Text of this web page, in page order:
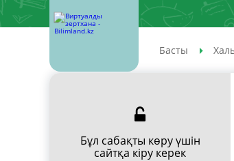
Басты
Бұл сабақты көру үшін
сайтқа кіру керек